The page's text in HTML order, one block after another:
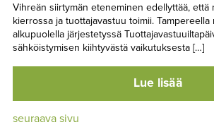
Vihreän siirtymän eteneminen edellyttää, että
kierrossa ja tuottajavastuu toimii. Tampereella
alkupuolella järjestetyssä
sähköistymisen kiihtyvästä vaikutuksesta […]
Lue lisää
seuraava sivu